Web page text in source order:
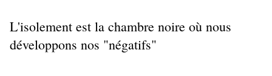
L'isolement est la chambre noire où nous
développons nos "négatifs"